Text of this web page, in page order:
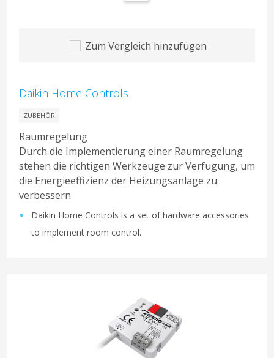
Zum Vergleich hinzufügen
Daikin Home Controls
ZUBEHÖR
Raumregelung
Durch die Implementierung einer Raumregelung
stehen die richtigen Werkzeuge zur Verfügung, um
die Energieeffizienz der Heizungsanlage zu
verbessern
Daikin Home Controls is a set of hardware accessories
to implement room control.